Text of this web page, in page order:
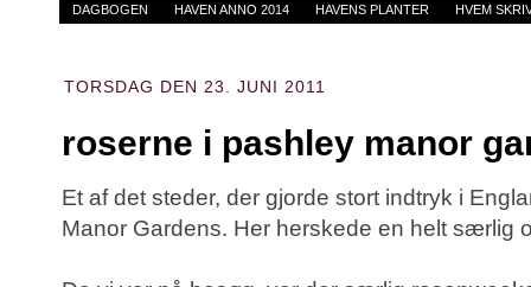
DAGBOGEN HAVEN ANNO 2014 HAVENS PLANTER HVEM
TORSDAG DEN 23. JUNI 2011
roserne i pashley manor
Et af det steder, der gjorde stort indtryk i
Manor Gardens. Her herskede en helt særlig